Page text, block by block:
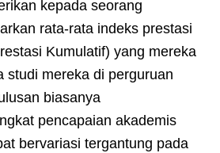
kepada seorang
rata-rata indeks prestasi
Kumulatif) yang mereka
studi mereka di perguruan
biasanya
pencapaian akademis
bervariasi tergantung pada